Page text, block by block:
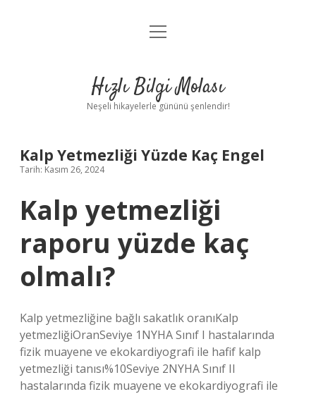
Anasayfa
Yasal Uyarı
menüyü
Hızlı Bilgi Molası
Neşeli hikayelerle gününü şenlendir!
Kalp Yetmezliği Yüzde Kaç Engel
Tarih: Kasım 26, 2024
Kalp yetmezliği
raporu yüzde kaç
olmalı?
Kalp yetmezliğine bağlı sakatlık oranıKalp
yetmezliğiOranSeviye 1NYHA Sınıf I hastalarında
fizik muayene ve ekokardiyografi ile hafif kalp
yetmezliği tanısı%10Seviye 2NYHA Sınıf II
hastalarında fizik muayene ve ekokardiyografi ile